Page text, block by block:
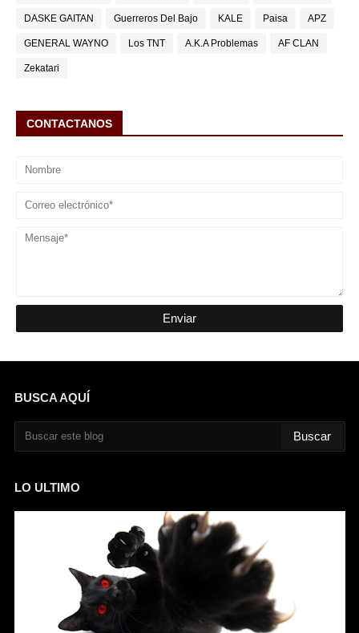
DASKE GAITAN Guerreros Del Bajo KALE Paisa APZ
GENERAL WAYNO Los TNT A.K.A Problemas AF CLAN
Zekatari
CONTACTANOS
BUSCA AQUÍ
LO ULTIMO